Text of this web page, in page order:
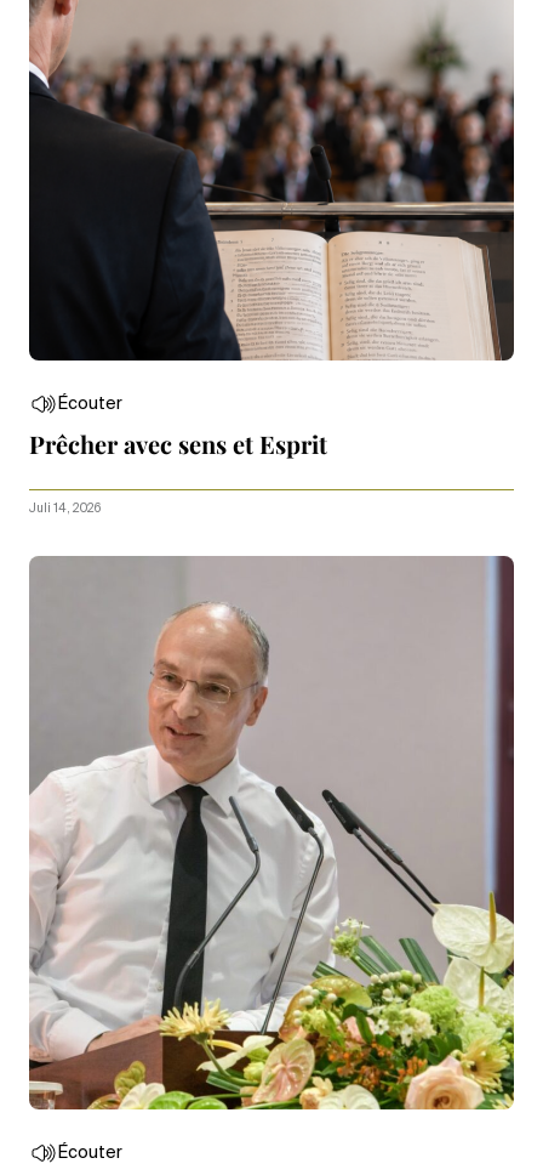
Écouter
Prêcher avec sens et Esprit
Juli 14, 2026
Écouter